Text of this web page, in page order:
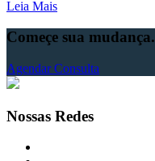
Leia Mais
Começe sua mudança.
Agendar Consulta
Nossas Redes